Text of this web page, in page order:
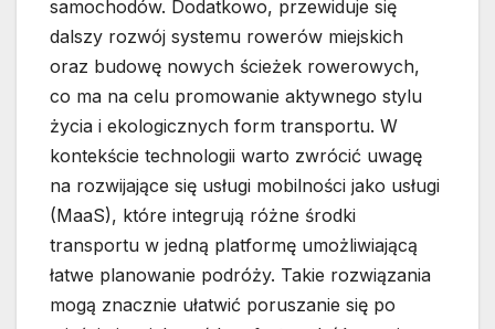
samochodów. Dodatkowo, przewiduje się
dalszy rozwój systemu rowerów miejskich
oraz budowę nowych ścieżek rowerowych,
co ma na celu promowanie aktywnego stylu
życia i ekologicznych form transportu. W
kontekście technologii warto zwrócić uwagę
na rozwijające się usługi mobilności jako usługi
(MaaS), które integrują różne środki
transportu w jedną platformę umożliwiającą
łatwe planowanie podróży. Takie rozwiązania
mogą znacznie ułatwić poruszanie się po